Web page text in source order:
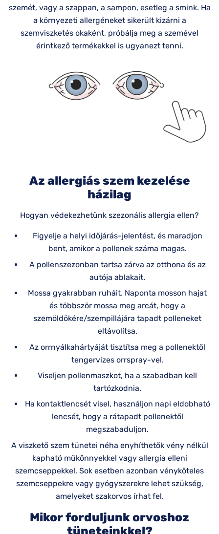
szemét, vagy a szappan, a sampon, esetleg a smink. Ha
a környezeti allergéneket sikerült kizárni a
szemviszketés okaként, próbálja meg a szemével
érintkező termékekkel is ugyanezt tenni.
Az allergiás szem kezelése
házilag
Hogyan védekezhetünk szezonális allergia ellen?
Figyelje a helyi időjárás-jelentést, és maradjon
bent, amikor a pollenek száma magas.
A pollenszezonban tartsa zárva az otthona és az
autója ablakait.
Mossa gyakrabban ruháit. Naponta mosson hajat
és többször mossa meg arcát, hogy a
szemöldökére/szempillájára tapadt polleneket
eltávolítsa.
Az orrnyálkahártyáját tisztítsa meg a pollenektől
tengervizes orrspray-vel.
Viseljen pollenmaszkot, ha a szabadban kell
tartózkodnia.
Ha kontaktlencsét visel, használjon napi eldobható
lencsét, hogy a rátapadt pollenektől
megszabaduljon.
A viszkető szem tünetei néha enyhíthetők vény nélkül
kapható műkönnyekkel vagy allergia elleni
szemcseppekkel. Sok esetben azonban vényköteles
szemcseppekre vagy gyógyszerekre lehet szükség,
amelyeket szakorvos írhat fel.
Mikor forduljunk orvoshoz
tüneteinkkel?